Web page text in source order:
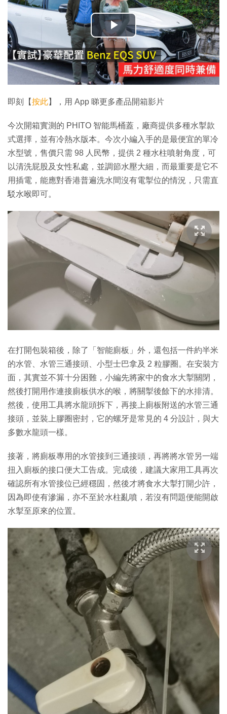
播
放
影
片
即刻【按此】，用 App 睇更多產品開箱影片
今次開箱實測的 PHITO 智能馬桶蓋，廠商提供多種水掣款
式選擇，並有冷熱水版本。今次小編入手的是最便宜的單冷
水型號，售價只需 98 人民幣，提供 2 種水柱噴射角度，可
以清洗屁股及女性私處，並調節水壓大細，而最重要是它不
用插電，能應對香港普遍洗水間沒有電掣位的情況，只需直
駁水喉即可。
在打開包裝箱後，除了「智能廁板」外，還包括一件約半米
的水管、水管三通接頭、小型士巴拿及 2 粒膠圈。在安裝方
面，其實並不算十分困難，小編先將家中的食水大掣關閉，
然後打開用作連接廁板供水的喉，將關掣後餘下的水排清。
然後，使用工具將水龍頭拆下，再接上廁板附送的水管三通
接頭，並裝上膠圈密封，它的螺牙是常見的 4 分設計，與大
多數水龍頭一樣。
接著，將廁板專用的水管接到三通接頭，再將將水管另一端
扭入廁板的接口便大工告成。完成後，建議大家用工具再次
確認所有水管接位已經穩固，然後才將食水大掣打開少許，
因為即使有滲漏，亦不至於水柱亂噴，若沒有問題便能開啟
水掣至原來的位置。